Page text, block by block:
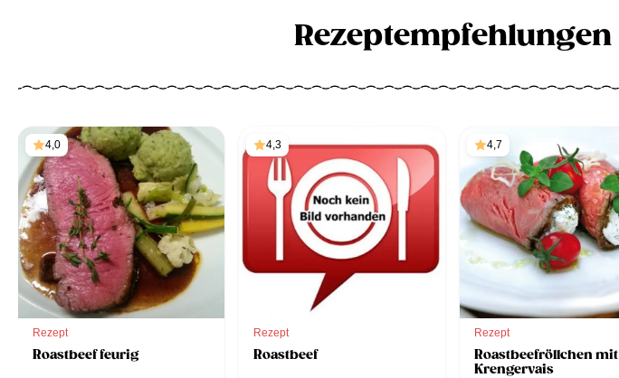
Rezeptempfehlungen
4,0
Rezept
Roastbeef feurig
4,3
Rezept
Roastbeef
4,7
Rezept
Roastbeefröllchen mit
Krengervais